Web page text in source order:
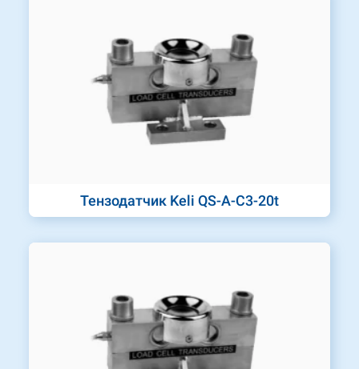
Тензодатчик Keli QS-A-C3-20t